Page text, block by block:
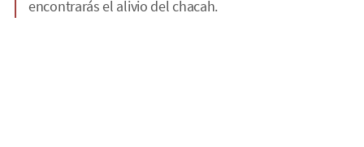
encontrarás el alivio del chacah.